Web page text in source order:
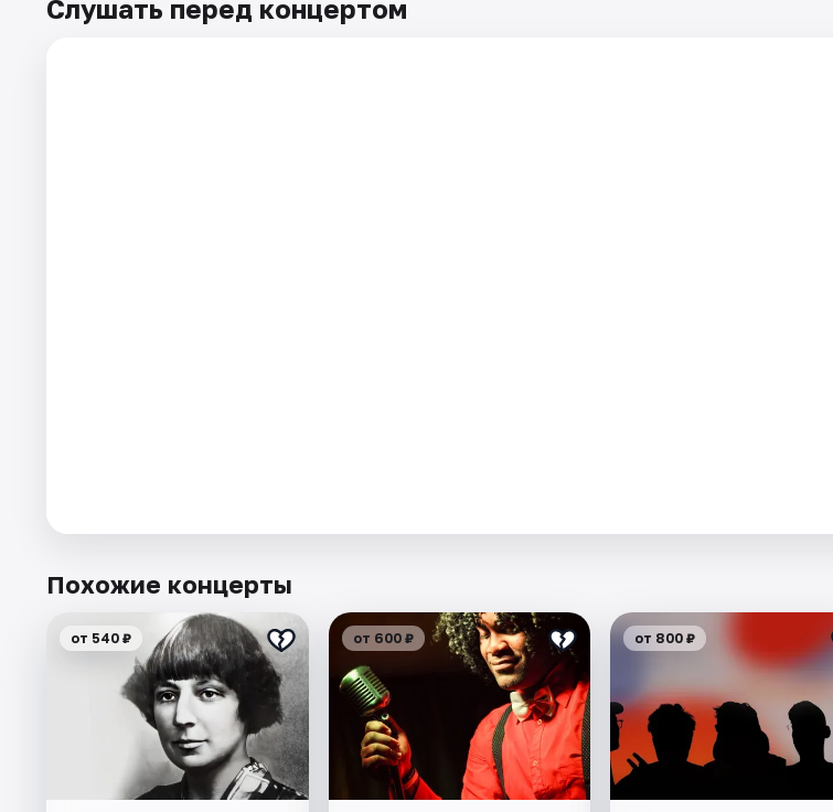
Слушать перед концертом
Похожие концерты
от 540 ₽ от 600 ₽ от 800 ₽